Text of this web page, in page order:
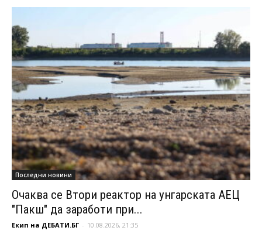
Последни новини
Очаква се Втори реактор на унгарската АЕЦ
"Пакш" да заработи при...
Екип на ДЕБАТИ.БГ - 10.08.2026, 21:35